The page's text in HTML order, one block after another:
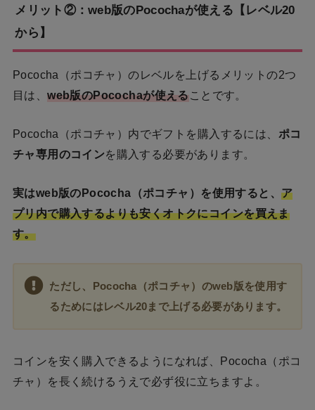
メリット②：web版のPocochaが使える【レベル20
から】
Pococha（ポコチャ）のレベルを上げるメリットの2つ
目は、web版のPocochaが使える ことです。
Pococha（ポコチャ）内でギフトを購入するには、 ポコ
チャ専用のコインを購入する必要があります。
実はweb版のPococha（ポコチャ）を使用すると、ア
プリ内で購入するよりも安くオトクにコインを買えま
す。
ただし、Pococha（ポコチャ）のweb版を使用す
るためにはレベル20まで上げる必要があります。
コインを安く購入できるようになれば、Pococha（ポコ
チャ）を長く続けるうえで必ず役に立ちますよ。